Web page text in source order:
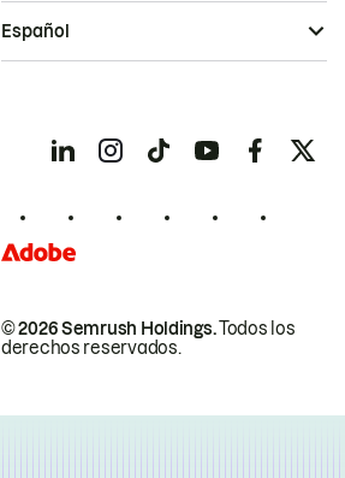
© 2026 Semrush Holdings.Todos los
derechos reservados.
Español